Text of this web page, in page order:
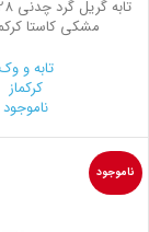
مشکی کاستا کرکماز
تابه و وک
کرکماز
ناموجود
ناموجود